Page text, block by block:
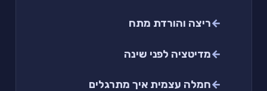
ריצה והורדת מתח
מדיטציה לפני שינה
חמלה עצמית איך מתרגלים